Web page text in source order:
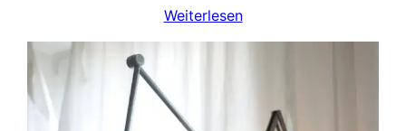
Weiterlesen